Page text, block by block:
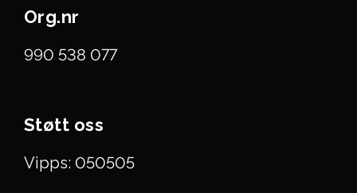
Org.nr
990 538 077
Støtt oss
Vipps: 050505